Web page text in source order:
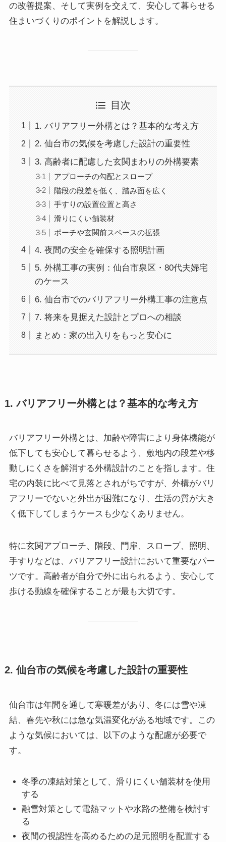
の改善提案、そして実例を交えて、安心して暮らせる
住まいづくりのポイントを解説します。
目次
1. バリアフリー外構とは？基本的な考え方
2. 仙台市の気候を考慮した設計の重要性
3. 高齢者に配慮した玄関まわりの外構要素
アプローチの勾配とスロープ
階段の段差を低く、踏み面を広く
手すりの設置位置と高さ
滑りにくい舗装材
ポーチや玄関前スペースの拡張
4. 夜間の安全を確保する照明計画
5. 外構工事の実例：仙台市泉区・80代夫婦宅
のケース
6. 仙台市でのバリアフリー外構工事の注意点
7. 将来を見据えた設計とプロへの相談
まとめ：家の出入りをもっと安心に
1. バリアフリー外構とは？基本的な考え方
バリアフリー外構とは、加齢や障害により身体機能が
低下しても安心して暮らせるよう、敷地内の段差や移
動しにくさを解消する外構設計のことを指します。住
宅の内装に比べて見落とされがちですが、外構がバリ
アフリーでないと外出が困難になり、生活の質が大き
く低下してしまうケースも少なくありません。
特に玄関アプローチ、階段、門扉、スロープ、照明、
手すりなどは、バリアフリー設計において重要なパー
ツです。高齢者が自分で外に出られるよう、安心して
歩ける動線を確保することが最も大切です。
2. 仙台市の気候を考慮した設計の重要性
仙台市は年間を通して寒暖差があり、冬には雪や凍
結、春先や秋には急な気温変化がある地域です。この
ような気候においては、以下のような配慮が必要で
す。
冬季の凍結対策として、滑りにくい舗装材を使用
する
融雪対策として電熱マットや水路の整備を検討す
る
夜間の視認性を高めるための足元照明を配置する